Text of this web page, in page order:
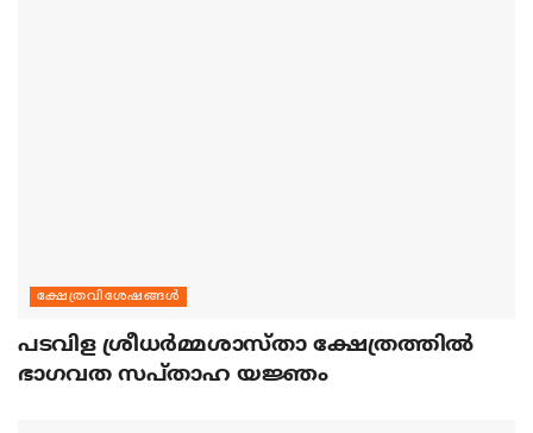
ക്ഷേത്രവിശേഷങ്ങള്‍
പടവിള ശ്രീധര്‍മ്മശാസ്താ ക്ഷേത്രത്തില്‍
ഭാഗവത സപ്താഹ യജ്ഞം